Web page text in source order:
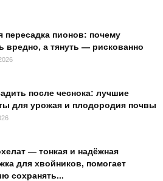
пересадка пионов: почему
вредно, а тянуть — рискованно
после чеснока: лучшие
для урожая и плодородия почвы
— тонкая и надёжная
для хвойников, помогает
сохранять...